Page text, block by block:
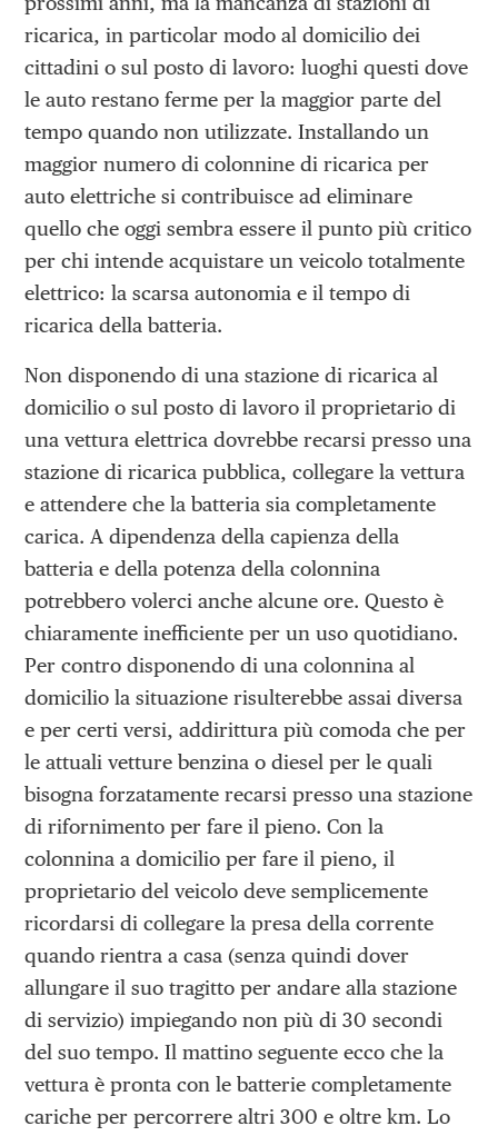
ricarica, in particolar modo al domicilio dei
cittadini o sul posto di lavoro: luoghi questi dove
le auto restano ferme per la maggior parte del
tempo quando non utilizzate. Installando un
maggior numero di colonnine di ricarica per
auto elettriche si contribuisce ad eliminare
quello che oggi sembra essere il punto più critico
per chi intende acquistare un veicolo totalmente
elettrico: la scarsa autonomia e il tempo di
ricarica della batteria.
Non disponendo di una stazione di ricarica al
domicilio o sul posto di lavoro il proprietario di
una vettura elettrica dovrebbe recarsi presso una
stazione di ricarica pubblica, collegare la vettura
e attendere che la batteria sia completamente
carica. A dipendenza della capienza della
batteria e della potenza della colonnina
potrebbero volerci anche alcune ore. Questo è
chiaramente inefficiente per un uso quotidiano.
Per contro disponendo di una colonnina al
domicilio la situazione risulterebbe assai diversa
e per certi versi, addirittura più comoda che per
le attuali vetture benzina o diesel per le quali
bisogna forzatamente recarsi presso una stazione
di rifornimento per fare il pieno. Con la
colonnina a domicilio per fare il pieno, il
proprietario del veicolo deve semplicemente
ricordarsi di collegare la presa della corrente
quando rientra a casa (senza quindi dover
allungare il suo tragitto per andare alla stazione
di servizio) impiegando non più di 30 secondi
del suo tempo. Il mattino seguente ecco che la
vettura è pronta con le batterie completamente
cariche per percorrere altri 300 e oltre km. Lo